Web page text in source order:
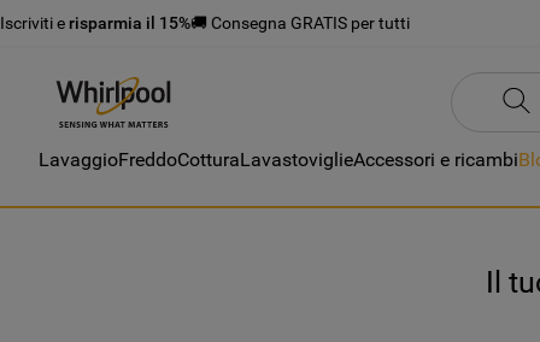
Iscriviti e risparmia il 15%🚚 Consegna GRATIS per tutti
LavaggioFreddoCotturaLavastoviglieAccessori e ricambi
Il